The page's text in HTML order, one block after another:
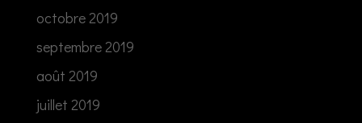
octobre 2019
septembre 2019
août 2019
juillet 2019